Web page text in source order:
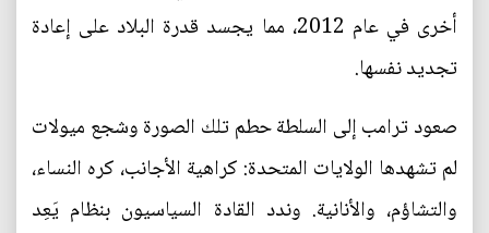
أخرى في عام 2012، مما يجسد قدرة البلاد على إعادة
تجديد نفسها.
صعود ترامب إلى السلطة حطم تلك الصورة وشجع ميولات
لم تشهدها الولايات المتحدة: كراهية الأجانب، كره النساء،
والتشاؤم، والأنانية. وندد القادة السياسيون بنظام يَعِد